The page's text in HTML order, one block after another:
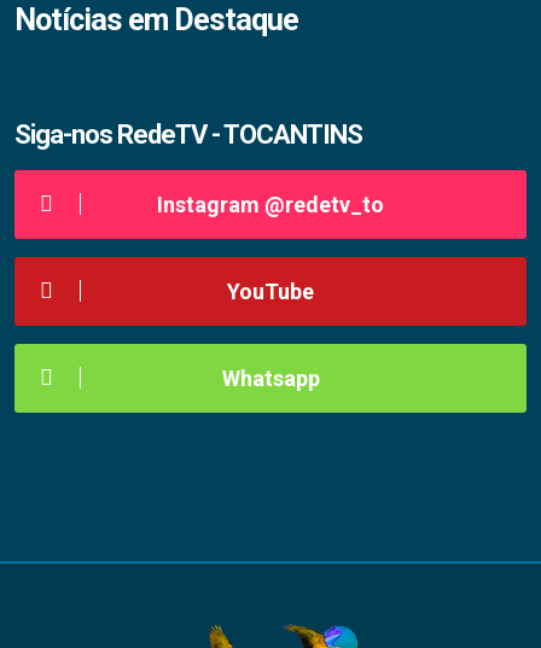
Notícias em Destaque
Siga-nos RedeTV - TOCANTINS
Instagram @redetv_to
YouTube
Whatsapp